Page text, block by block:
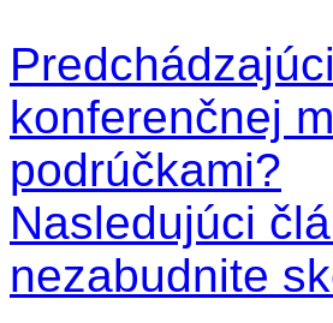
konferenčnej
podrúčkami?
Nasledujúci
nezabudnite